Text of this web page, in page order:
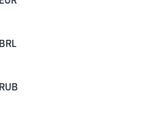
BRL
RUB